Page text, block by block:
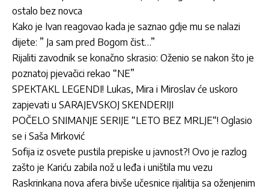
ostalo bez novca
Kako je Ivan reagovao kada je saznao gdje mu se nalazi
dijete: ” Ja sam pred Bogom čist…”
Rijaliti zavodnik se konačno skrasio: Oženio se nakon što je
poznatoj pjevačici rekao “NE”
SPEKTAKL LEGENDI! Lukas, Mira i Miroslav će uskoro
zapjevati u SARAJEVSKOJ SKENDERIJI
POČELO SNIMANJE SERIJE “LETO BEZ MRLJE“! Oglasio
se i Saša Mirković
Sofija iz osvete pustila prepiske u javnost?! Ovo je razlog
zašto je Kariću zabila nož u leđa i uništila mu vezu
Raskrinkana nova afera bivše učesnice rijalitija sa oženjenim